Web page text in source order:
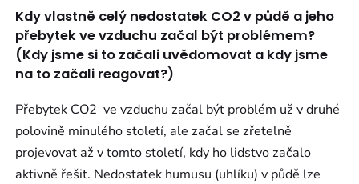
Kdy vlastně celý nedostatek CO2 v půdě a jeho
přebytek ve vzduchu začal být problémem?
(Kdy jsme si to začali uvědomovat a kdy jsme
na to začali reagovat?)
Přebytek CO2 ve vzduchu začal být problém už v druhé
polovině minulého století, ale začal se zřetelně
projevovat až v tomto století, kdy ho lidstvo začalo
aktivně řešit. Nedostatek humusu (uhlíku) v půdě lze